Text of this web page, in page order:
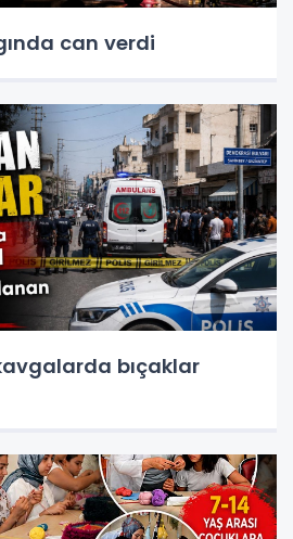
can verdi
bıçaklar